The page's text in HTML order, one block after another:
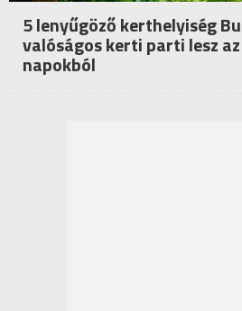
5 lenyűgöző kerthelyiség
valóságos kerti parti lesz
napokból